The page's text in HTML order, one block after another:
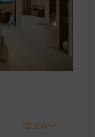
206m²